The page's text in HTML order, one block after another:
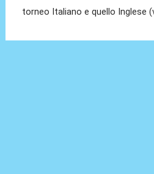
torneo Italiano e quello Inglese